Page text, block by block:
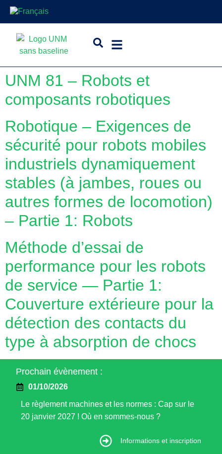
UNM 81 – Robots et
composants robotiques
Robotique – Exigences de
sécurité pour robots mobiles
industriels dynamiquement
stables (à jambes, roues ou
autres formes de locomotion)
– Partie 1: Robots
Méthode d’essai de
performance pour les robots
de service — Partie 1:
Couverture extérieure pour la
détection des contacts du
type à absorption de chocs
Prochain évènement :
01/10/2026
Le règlement machines et les normes : Cap sur le
20 janvier 2027 ! Où en sommes-nous ?
Informations et inscription